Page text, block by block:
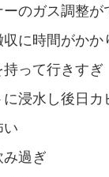
のガス調整が
収に時間がかか
って行きすぎ
浸水し後日カ
い
み過ぎ